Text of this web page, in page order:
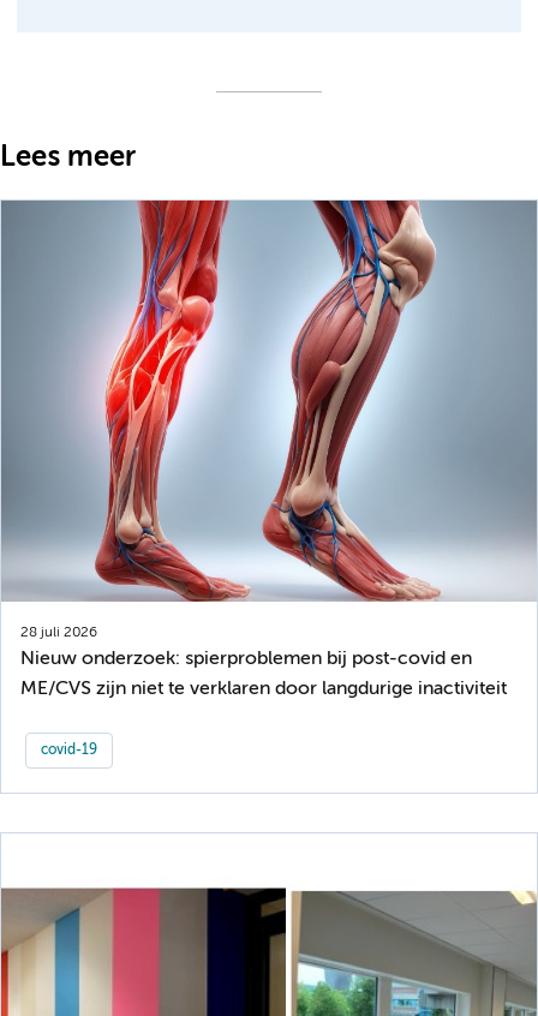
Lees meer
28 juli 2026
Nieuw onderzoek: spierproblemen bij post-covid en
ME/CVS zijn niet te verklaren door langdurige inactiviteit
covid-19